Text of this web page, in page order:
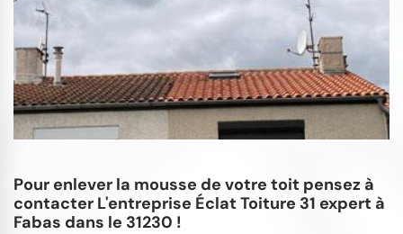
Pour enlever la mousse de votre toit pensez à
contacter L'entreprise Éclat Toiture 31 expert à
Fabas dans le 31230 !